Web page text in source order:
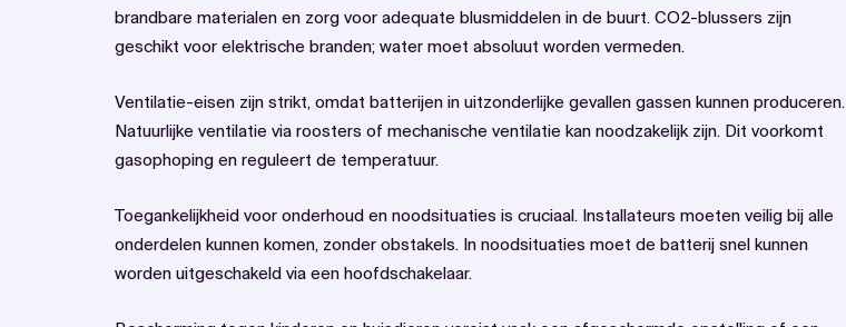
brandbare materialen en zorg voor adequate blusmiddelen in de buurt. CO2-blussers zijn
geschikt voor elektrische branden; water moet absoluut worden vermeden.
Ventilatie-eisen zijn strikt, omdat batterijen in uitzonderlijke gevallen gassen kunnen produceren.
Natuurlijke ventilatie via roosters of mechanische ventilatie kan noodzakelijk zijn. Dit voorkomt
gasophoping en reguleert de temperatuur.
Toegankelijkheid voor onderhoud en noodsituaties is cruciaal. Installateurs moeten veilig bij alle
onderdelen kunnen komen, zonder obstakels. In noodsituaties moet de batterij snel kunnen
worden uitgeschakeld via een hoofdschakelaar.